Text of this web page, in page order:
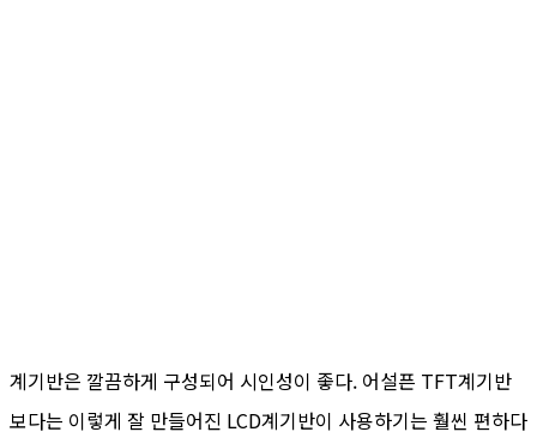
계기반은 깔끔하게 구성되어 시인성이 좋다. 어설픈 TFT계기반
보다는 이렇게 잘 만들어진 LCD계기반이 사용하기는 훨씬 편하다